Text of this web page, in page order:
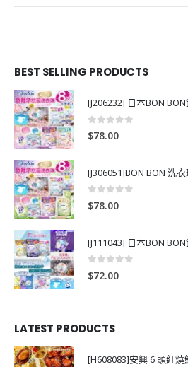
BEST SELLING PRODUCTS
0
$78.00
[J306051]BON BON 洗
0
$78.00
0
$72.00
LATEST PRODUCTS
[H608083]安興 6 頭紅燒